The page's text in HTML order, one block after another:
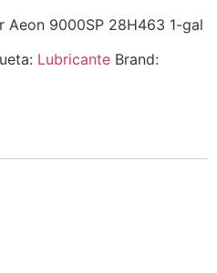
Aeon 9000SP 28H463 1-gal
Lubricante Brand: